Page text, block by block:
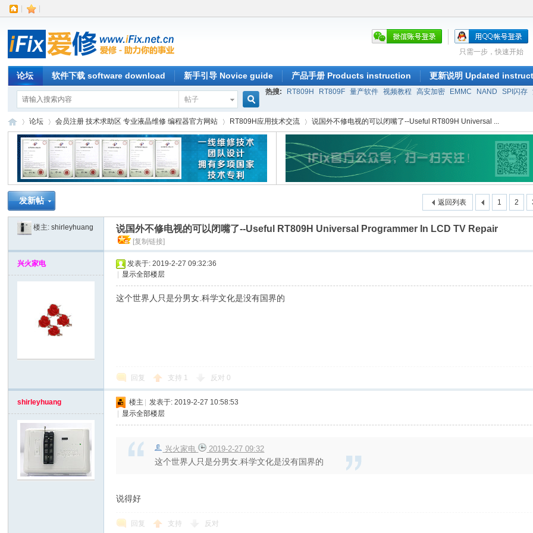
只需一步，快速开始
论坛 软件下载 software download 新手引导 Novice guide 产品手册 Products instruction 更新说明 Updated
帖子
搜
索
热搜: RT809H RT809F 量产软件 视频教程 高安加密 EMMC NAND SPI闪存
论坛
›
会员注册 技术求助区 专业液晶维修 编程器官方网站
›
RT809H应用技术交流 说国外不修电视的可以闭嘴了--Useful RT809H Universal ...
1 2
返回列表
发新帖
楼主:shirleyhuang 说国外不修电视的可以闭嘴了--Useful RT809H Universal Programmer In LCD TV Repair
[复制链接]
兴火家电
发表于: 2019-2-27 09:32:36
显示全部楼层
这个世界人只是分男女.科学文化是没有国界的
回复 支持 1 反对 0
shirleyhuang 楼主
发表于: 2019-2-27 10:58:53
显示全部楼层
兴火家电 2019-2-27 09:32
这个世界人只是分男女.科学文化是没有国界的
说得好
回复 支持 反对